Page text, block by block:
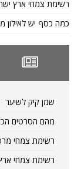
רשימת צמחי ארץ
כמה כסף יש לאילון
שמן קיק לשיער
מהם הסרטים
רשימת צמחי
רשימת צמחי